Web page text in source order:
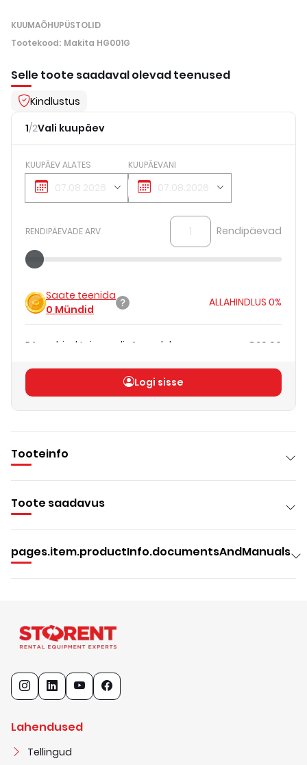
KUUMAÕHUPÜSTOLID
Tootekood: Makita HG001G
Selle toote saadaval olevad teenused
Kindlustus
1/2Vali kuupäev
KUUPÄEV ALATES KUUPÄEVANI
RENDIPÄEVADE ARV Rendipäevad
Saate teenida
0 Mündid
ALLAHINDLUS 0%
Päevahind teie rendipäevadele €20.00
ilma KM-ta)Logi sisse
Tooteinfo
Toote saadavus
pages.item.productInfo.documentsAndManuals
Lahendused
Tellingud